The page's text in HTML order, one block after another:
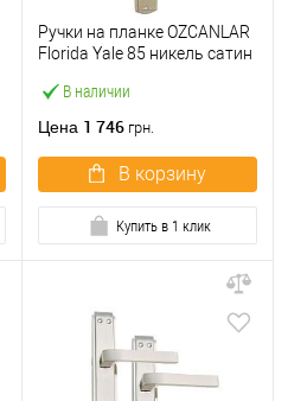
В наличии
Ручки на планке OZCANLAR
Florida Yale 85 никель сатин
Цена 1 746 грн.
В корзину
Купить в 1 клик